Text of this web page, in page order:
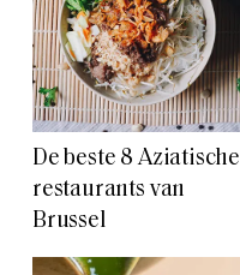
De beste 8 Aziatische
restaurants van
Brussel